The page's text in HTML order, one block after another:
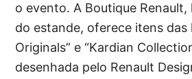
o evento. A Boutique
do estande, oferece itens das
Originals” e “Kardian
desenhada pelo Renault